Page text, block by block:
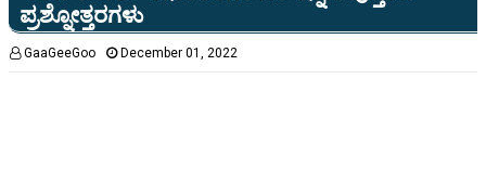
ಪ್ರಶ್ನೋತ್ತರಗಳು
GaaGeeGoo December 01, 2022